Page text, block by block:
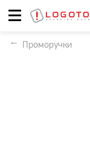
Проморучки